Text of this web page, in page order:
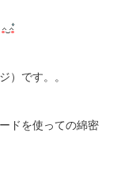
ジ）です。。
ドを使っての綿密